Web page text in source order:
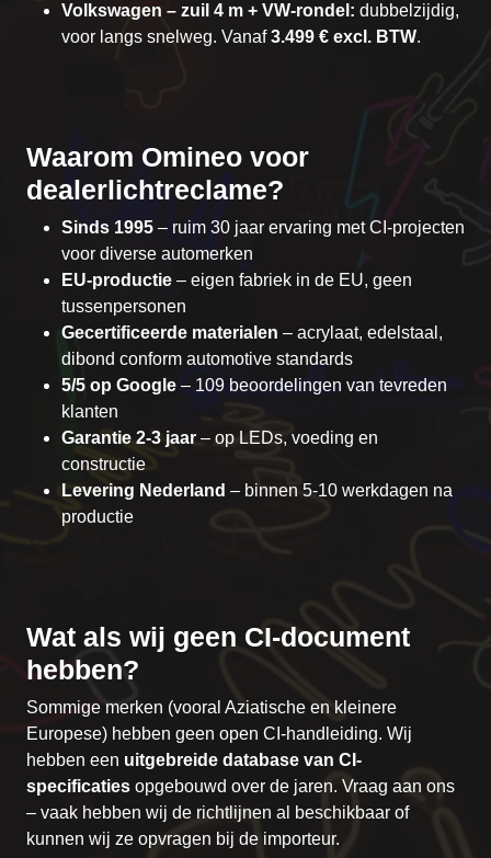
Volkswagen – zuil 4 m + VW-rondel: dubbelzijdig,
voor langs snelweg. Vanaf3.499 € excl. BTW.
Waarom Omineo voor
dealerlichtreclame?
Sinds 1995 – ruim 30 jaar ervaring met CI-projecten
voor diverse automerken
EU-productie – eigen fabriek in de EU, geen
tussenpersonen
Gecertificeerde materialen – acrylaat, edelstaal,
dibond conform automotive standards
5/5 op Google – 109 beoordelingen van tevreden
klanten
Garantie 2-3 jaar – op LEDs, voeding en
constructie
Levering Nederland – binnen 5-10 werkdagen na
productie
Wat als wij geen CI-document
hebben?
Sommige merken (vooral Aziatische en kleinere
Europese) hebben geen open CI-handleiding. Wij
hebben een uitgebreide database van CI-
specificaties opgebouwd over de jaren. Vraag aan ons
– vaak hebben wij de richtlijnen al beschikbaar of
kunnen wij ze opvragen bij de importeur.